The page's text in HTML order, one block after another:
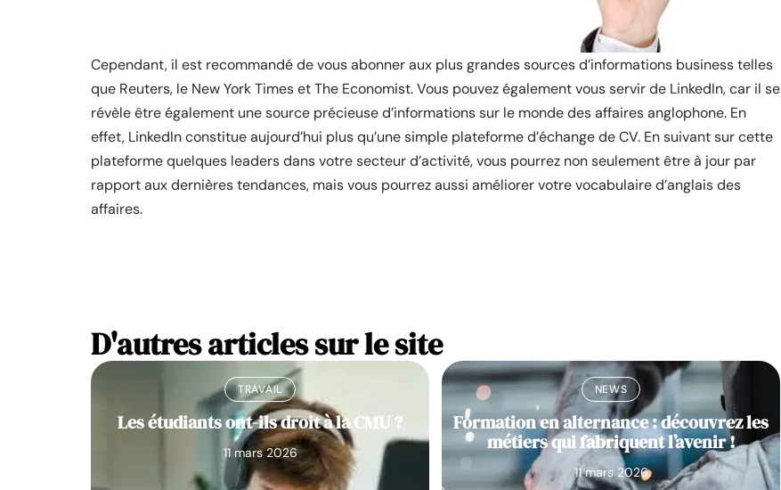
Cependant, il est recommandé de vous abonner aux plus grandes sources d’informations business telles
que Reuters, le New York Times et The Economist. Vous pouvez également vous servir de LinkedIn, car il se
révèle être également une source précieuse d’informations sur le monde des affaires anglophone. En
effet, LinkedIn constitue aujourd’hui plus qu’une simple plateforme d’échange de CV. En suivant sur cette
plateforme quelques leaders dans votre secteur d’activité, vous pourrez non seulement être à jour par
rapport aux dernières tendances, mais vous pourrez aussi améliorer votre vocabulaire d’anglais des
affaires.
D'autres articles sur le site
TRAVAIL
Les étudiants ont-ils droit à la CMU ?
11 mars 2026
NEWS
Formation en alternance : découvrez les
métiers qui fabriquent l’avenir !
11 mars 2026